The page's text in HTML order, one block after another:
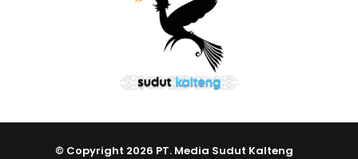
© Copyright 2026 PT. Media Sudut Kalteng